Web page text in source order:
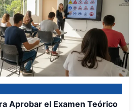
Aprobar el Examen Teórico